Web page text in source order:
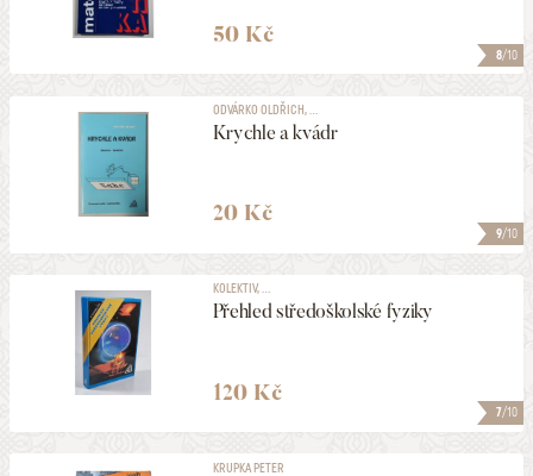
8/10
50 Kč
9/10
ODVÁRKO OLDŘICH, ...
Krychle a kvádr
20 Kč
7/10
KOLEKTIV, ...
Přehled středoškolské fyziky
120 Kč
KRUPKA PETER